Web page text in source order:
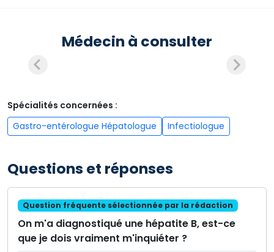
Médecin à consulter
Spécialités concernées :
Gastro-entérologue Hépatologue
Infectiologue
Questions et réponses
Question fréquente sélectionnée par la rédaction
On m'a diagnostiqué une hépatite B, est-ce
que je dois vraiment m'inquiéter ?